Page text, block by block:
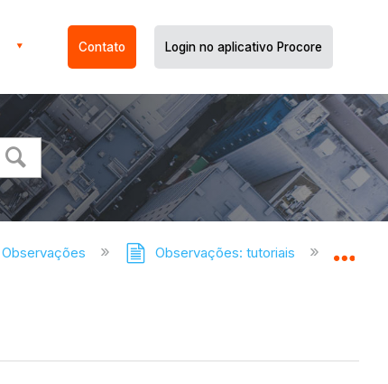
Contato Login no aplicativo Procore
Observações Observações: tutoriais